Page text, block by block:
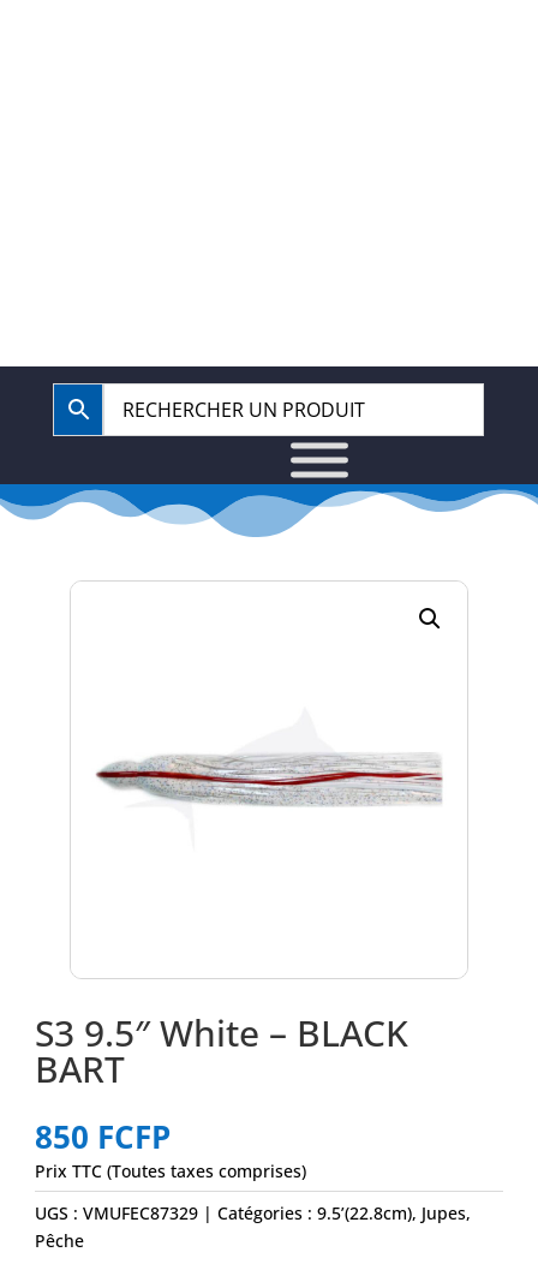
S3 9.5″ White – BLACK
BART
850 FCFP
Prix TTC (Toutes taxes comprises)
UGS : VMUFEC87329 Catégories : 9.5’(22.8cm), Jupes,
Pêche